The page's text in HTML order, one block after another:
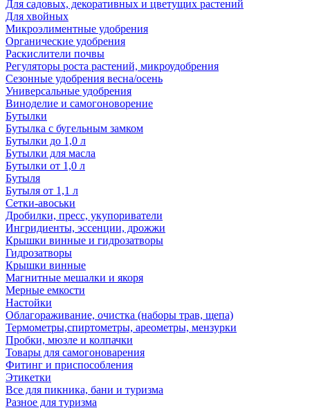
Для садовых, декоративных и цветущих растений
Для хвойных
Микроэлиментные удобрения
Органические удобрения
Раскислители почвы
Регуляторы роста растений, микроудобрения
Сезонные удобрения весна/осень
Универсальные удобрения
Виноделие и самогоноворение
Бутылки
Бутылка с бугельным замком
Бутылки до 1,0 л
Бутылки для масла
Бутылки от 1,0 л
Бутыля
Бутыля от 1,1 л
Сетки-авоськи
Дробилки, пресс, укупориватели
Ингридиенты, эссенции, дрожжи
Крышки винные и гидрозатворы
Гидрозатворы
Крышки винные
Магнитные мешалки и якоря
Мерные емкости
Настойки
Облагораживание, очистка (наборы трав, щепа)
Термометры,спиртометры, ареометры, мензурки
Пробки, мюзле и колпачки
Товары для самогоноварения
Фитинг и приспособления
Этикетки
Все для пикника, бани и туризма
Разное для туризма